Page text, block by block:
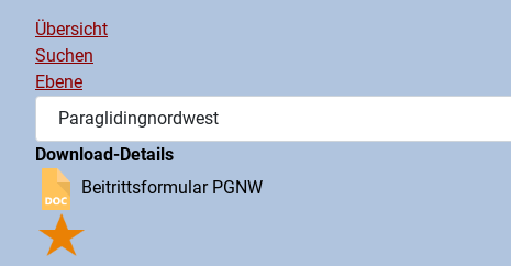
Übersicht
Suchen
Ebene
Download-Details
Beitrittsformular PGNW